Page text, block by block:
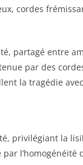
cordes
partagé entre
par des
la tragédie
privilégiant la